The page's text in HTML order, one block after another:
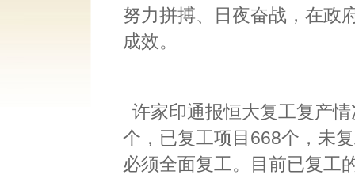
努力拼搏、日夜奋战，在政
成效。
许家印通报恒大复工复产
个，已复工项目668个，未
必须全面复工。目前已复工